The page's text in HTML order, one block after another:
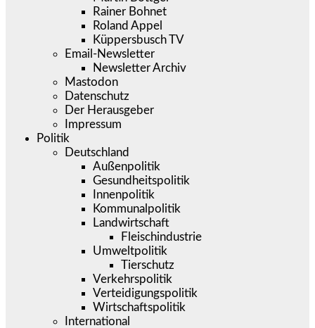
Rainer Bohnet
Roland Appel
Küppersbusch TV
Email-Newsletter
Newsletter Archiv
Mastodon
Datenschutz
Der Herausgeber
Impressum
Politik
Deutschland
Außenpolitik
Gesundheitspolitik
Innenpolitik
Kommunalpolitik
Landwirtschaft
Fleischindustrie
Umweltpolitik
Tierschutz
Verkehrspolitik
Verteidigungspolitik
Wirtschaftspolitik
International